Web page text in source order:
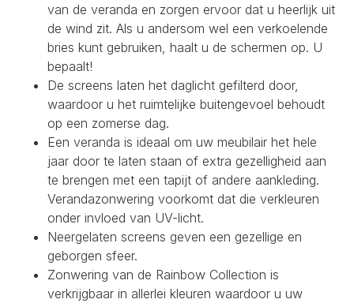
van de veranda en zorgen ervoor dat u heerlijk uit
de wind zit. Als u andersom wel een verkoelende
bries kunt gebruiken, haalt u de schermen op. U
bepaalt!
De screens laten het daglicht gefilterd door,
waardoor u het ruimtelijke buitengevoel behoudt
op een zomerse dag.
Een veranda is ideaal om uw meubilair het hele
jaar door te laten staan of extra gezelligheid aan
te brengen met een tapijt of andere aankleding.
Verandazonwering voorkomt dat die verkleuren
onder invloed van UV-licht.
Neergelaten screens geven een gezellige en
geborgen sfeer.
Zonwering van de Rainbow Collection is
verkrijgbaar in allerlei kleuren waardoor u uw